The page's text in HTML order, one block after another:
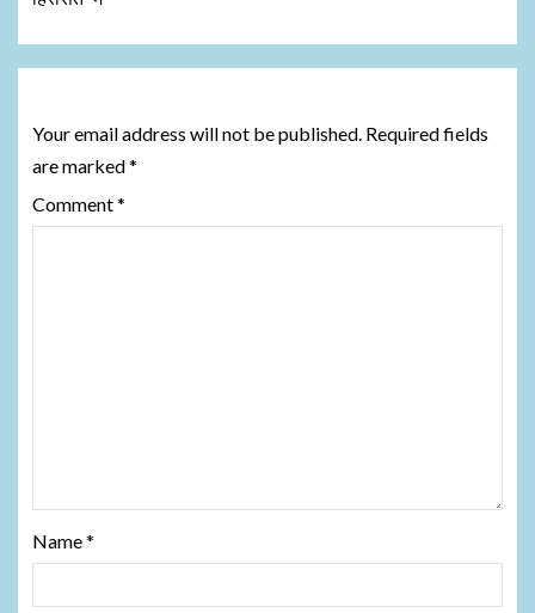
Your email address will not be published. Required fields
are marked*
Comment*
Name*